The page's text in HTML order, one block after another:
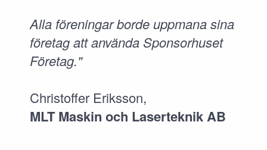
Alla föreningar borde uppmana sina
företag att använda Sponsorhuset
Företag."
Christoffer Eriksson,
MLT Maskin och Laserteknik AB